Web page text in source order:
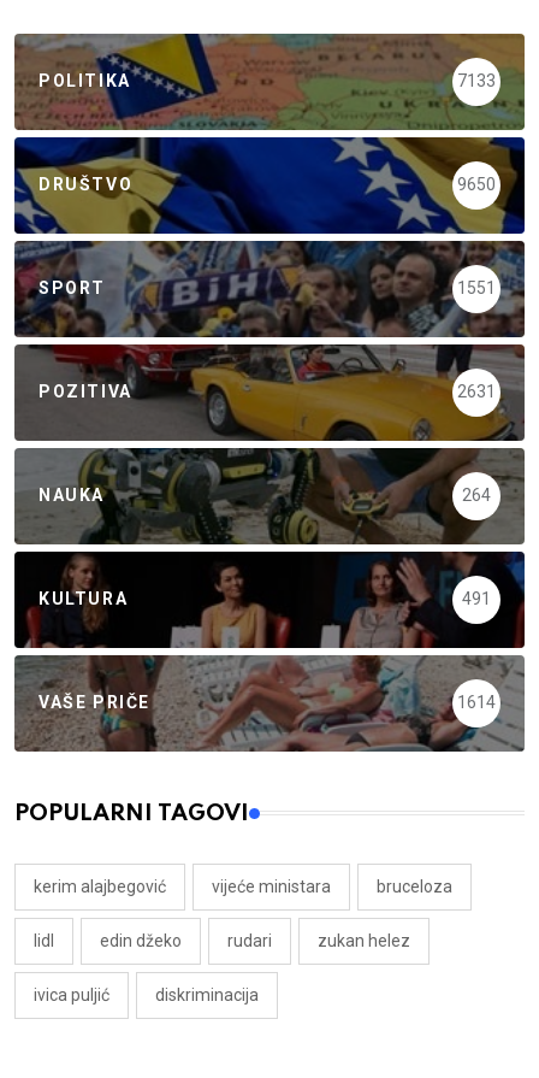
POLITIKA 7133
DRUŠTVO 9650
SPORT 1551
POZITIVA 2631
NAUKA 264
KULTURA 491
VAŠE PRIČE 1614
POPULARNI TAGOVI
kerim alajbegović vijeće ministara bruceloza
lidl edin džeko rudari zukan helez
ivica puljić diskriminacija